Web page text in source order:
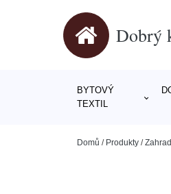
Dobrý
BYTOVÝ
TEXTIL
Domů / Produkty /